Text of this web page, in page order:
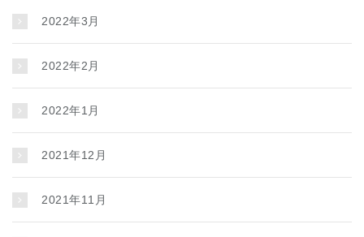
2022年3月
2022年2月
2022年1月
2021年12月
2021年11月